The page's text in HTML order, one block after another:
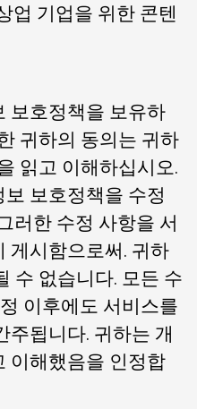
업 기업을 위한 콘텐
보호정책을 보유하
귀하의 동의는 귀하
읽고 이해하십시오.
보호정책을 수정
러한 수정 사항을 서
게시함으로써. 귀하
수 없습니다. 모든 수
이후에도 서비스를
주됩니다. 귀하는 개
이해했음을 인정합